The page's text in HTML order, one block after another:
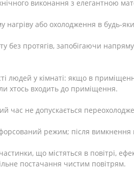
виконання з елегантною
або охолодження в будь-
протягів, запобігаючи
людей у ​​кімнаті: якщо в
хтось входить до приміщення.
не допускається
режим; після
що містяться в повітрі,
постачання чистим повітрям.